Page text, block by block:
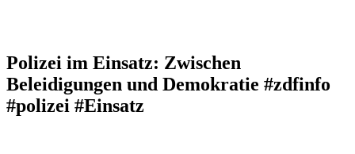
Polizei im Einsatz: Zwischen
Beleidigungen und Demokratie #zdfinfo
#polizei #Einsatz